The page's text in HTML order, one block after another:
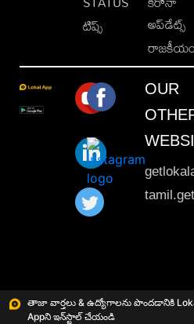
తాజా వార్తలు & ఉద్యోగాలను పొందడానికి
Appని ఇన్‌స్టాల్ చేయండి
టిప్స్
అప్‌డేట్స్
OUR
This material may not be published, transmitted, rewritten or